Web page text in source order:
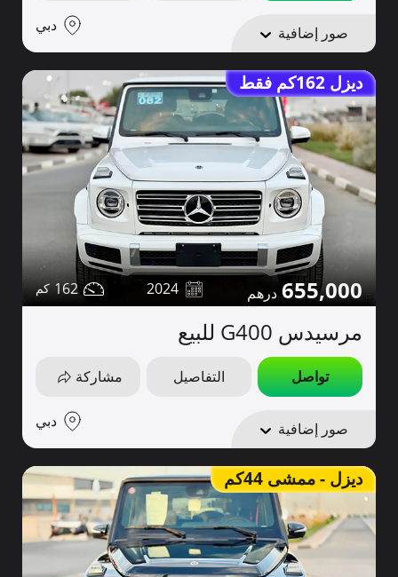
صور إضافية دبي
ديزل 162كم فقط
655,000
2024
162
مرسيدس G400 للبيع
تواصل التفاصيل مشاركة
صور إضافية دبي
ديزل - ممشى 44كم